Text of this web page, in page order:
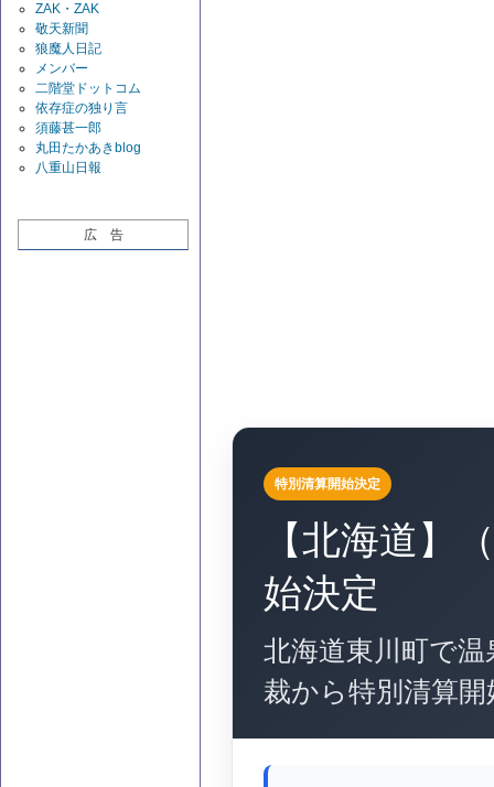
ZAK・ZAK
敬天新聞
狼魔人日記
メンバー
二階堂ドットコム
依存症の独り言
須藤甚一郎
丸田たかあきblog
八重山日報
広 告
特別清算開始決定
【北海道】
始決定
北海道東川町で
裁から特別清算